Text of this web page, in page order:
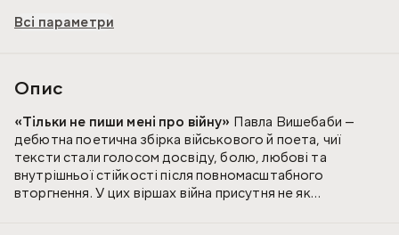
Всі параметри
Опис
«Тільки не пиши мені про війну» Павла Вишебаби —
дебютна поетична збірка військового й поета, чиї
тексти стали голосом досвіду, болю, любові та
внутрішньої стійкості після повномасштабного
вторгнення. У цих віршах війна присутня не як